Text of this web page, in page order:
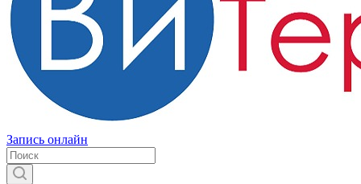
Запись онлайн